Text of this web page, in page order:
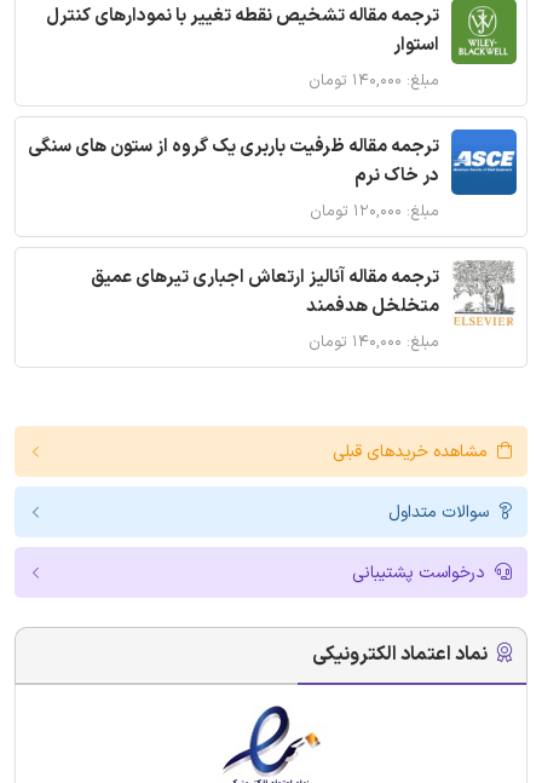
ترجمه مقاله تشخیص نقطه تغییر با نمودارهای کنترل
استوار
مبلغ: ۱۴۰,۰۰۰ تومان
ترجمه مقاله ظرفیت باربری یک گروه از ستون های سنگی
در خاک نرم
مبلغ: ۱۲۰,۰۰۰ تومان
ترجمه مقاله آنالیز ارتعاش اجباری تیرهای عمیق
متخلخل هدفمند
مبلغ: ۱۴۰,۰۰۰ تومان
مشاهده خریدهای قبلی
سوالات متداول
درخواست پشتیبانی
نماد اعتماد الکترونیکی